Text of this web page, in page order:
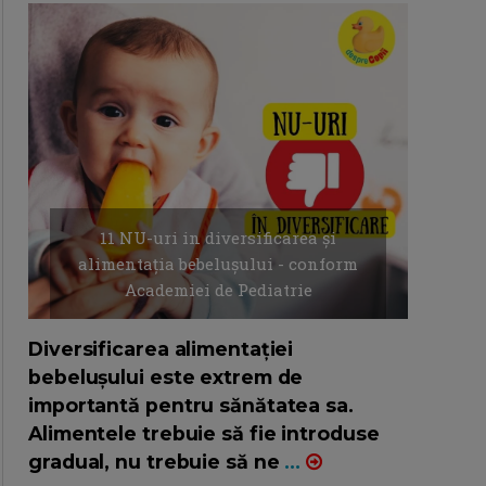
11 NU-uri in diversificarea și
alimentația bebelușului - conform
Academiei de Pediatrie
Diversificarea alimentației
bebelușului este extrem de
importantă pentru sănătatea sa.
Alimentele trebuie să fie introduse
gradual, nu trebuie să ne ...